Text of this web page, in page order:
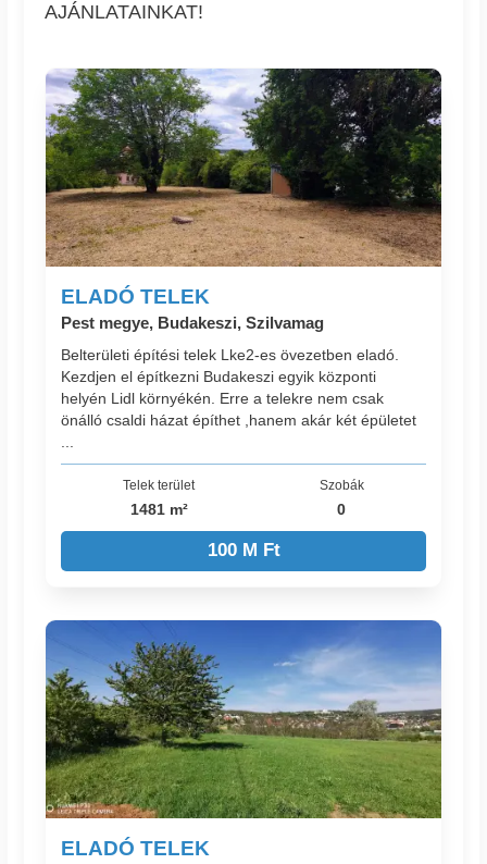
AJÁNLATAINKAT!
ELADÓ TELEK
Pest megye, Budakeszi, Szilvamag
Belterületi építési telek Lke2-es övezetben eladó.
Kezdjen el építkezni Budakeszi egyik központi
helyén Lidl környékén. Erre a telekre nem csak
önálló csaldi házat építhet ,hanem akár két épületet
...
Telek terület
1481 m²
Szobák
0
100 M Ft
ELADÓ TELEK